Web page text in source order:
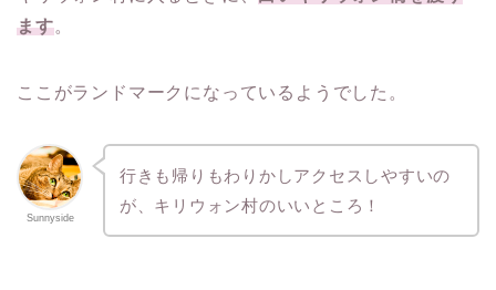
ます。
ここがランドマークになっているようでした。
Sunnyside
行きも帰りもわりかしアクセスしやすいの
が、キリウォン村のいいところ！